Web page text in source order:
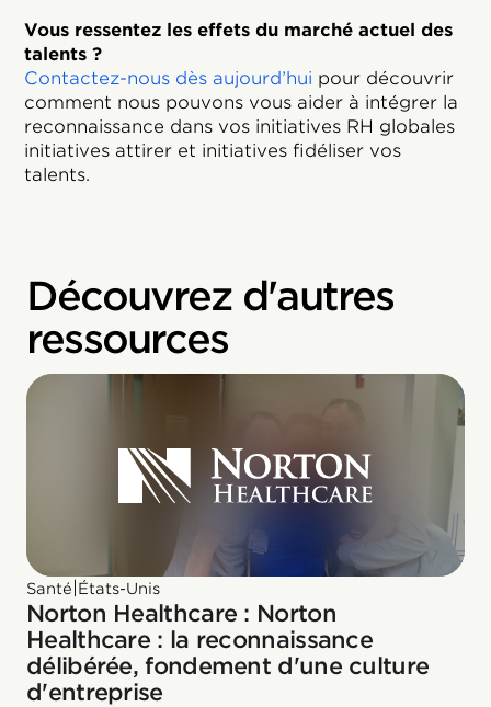
Vous ressentez les effets du marché actuel des
talents ?
Contactez-nous dès aujourd’hui pour découvrir
comment nous pouvons vous aider à intégrer la
reconnaissance dans vos initiatives RH globales
initiatives attirer et initiatives fidéliser vos
talents.
Découvrez d'autres
ressources
Santé États-Unis
Norton Healthcare : Norton
Healthcare : la reconnaissance
délibérée, fondement d'une culture
d'entreprise